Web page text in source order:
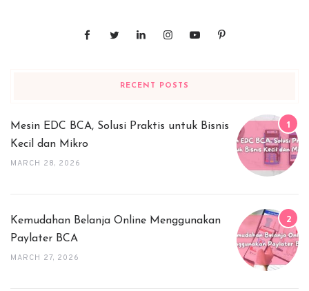
RECENT POSTS
Mesin EDC BCA, Solusi Praktis untuk Bisnis
Kecil dan Mikro
MARCH 28, 2026
Kemudahan Belanja Online Menggunakan
Paylater BCA
MARCH 27, 2026